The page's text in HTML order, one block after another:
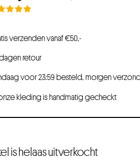
verzenden vanaf €50,-
retour
voor 23:59 besteld, morgen
kleding is handmatig gecheckt
is helaas uitverkocht